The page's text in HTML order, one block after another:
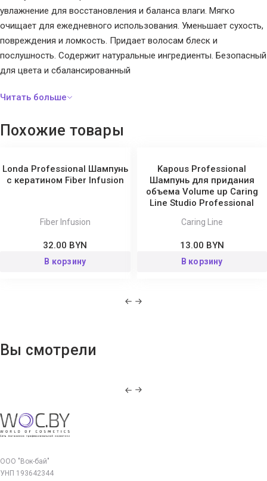
увлажнение для восстановления и баланса влаги. Мягко
очищает для ежедневного использования. Уменьшает сухость,
повреждения и ломкость. Придает волосам блеск и
послушность. Содержит натуральные ингредиенты. Безопасный
для цвета и сбалансированный
Похожие товары
Londa Professional Шампунь
с кератином Fiber Infusion
Fiber Infusion
32.00 BYN
В корзину
Kapous Professional
Шампунь для придания
объема Volume up Caring
Line Studio Professional
Caring Line
13.00 BYN
В корзину
Вы смотрели
ООО "Вок-бай"
УНП 193642344